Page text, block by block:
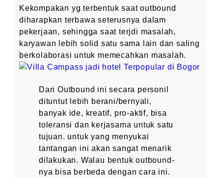
Kekompakan yg terbentuk saat outbound
diharapkan terbawa seterusnya dalam
pekerjaan, sehingga saat terjdi masalah,
karyawan lebih solid satu sama lain dan saling
berkolaborasi untuk memecahkan masalah.
Dari Outbound ini secara personil
dituntut lebih berani/bernyali,
banyak ide, kreatif, pro-aktif, bisa
toleransi dan kerjasama untuk satu
tujuan. untuk yang menyukai
tantangan ini akan sangat menarik
dilakukan. Walau bentuk outbound-
nya bisa berbeda dengan cara ini.